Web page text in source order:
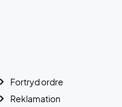
Fortryd ordre
Reklamation